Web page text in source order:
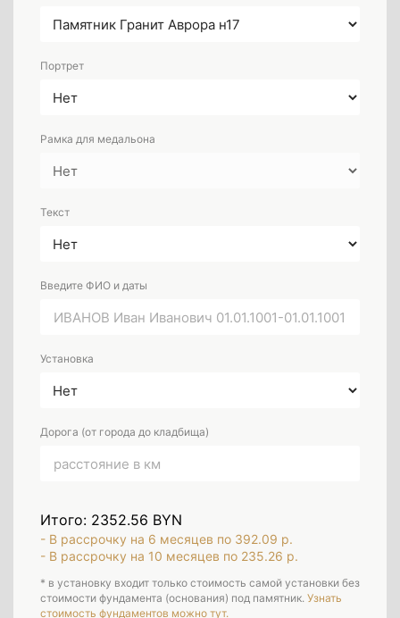
Портрет
Рамка для медальона
Текст
Введите ФИО и даты
Установка
Дорога (от города до кладбища)
Итого: 2352.56 BYN
- В рассрочку на 6 месяцев по 392.09 р.
- В рассрочку на 10 месяцев по 235.26 р.
* в установку входит только стоимость самой установки без
стоимости фундамента (основания) под памятник. Узнать
стоимость фундаментов можно тут.